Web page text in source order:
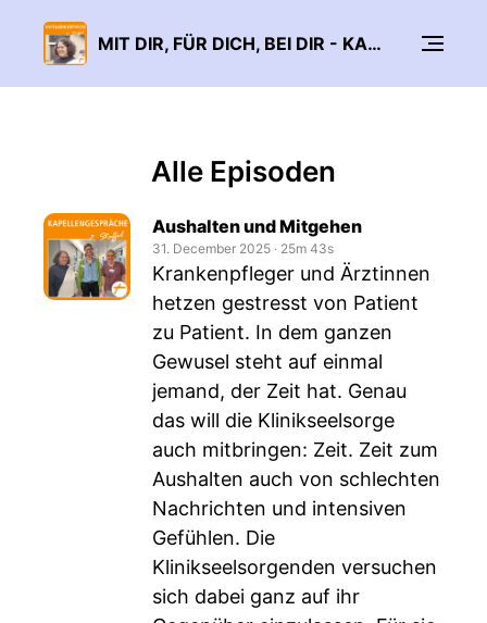
MIT DIR, FÜR DICH, BEI DIR - KAPELLENGESPRÄCHE STAFFEL 2
Alle Episoden
Aushalten und Mitgehen
31. December 2025 ‧ 25m 43s
Krankenpfleger und Ärztinnen
hetzen gestresst von Patient
zu Patient. In dem ganzen
Gewusel steht auf einmal
jemand, der Zeit hat. Genau
das will die Klinikseelsorge
auch mitbringen: Zeit. Zeit zum
Aushalten auch von schlechten
Nachrichten und intensiven
Gefühlen. Die
Klinikseelsorgenden versuchen
sich dabei ganz auf ihr